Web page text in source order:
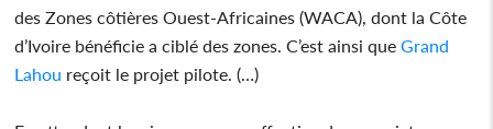
des Zones côtières Ouest-Africaines (WACA), dont la Côte
d’Ivoire bénéficie a ciblé des zones. C’est ainsi queGrand
Lahou reçoit le projet pilote. (…)